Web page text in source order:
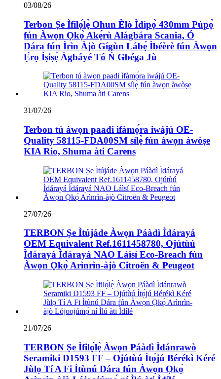
03/08/26
Terbon Ṣe Ìfilọ́lẹ̀ Ohun Èlò Ìdìpọ̀ 430mm Púpọ̀
fún Àwọn Ọkọ̀ Akẹ́rù Alágbára Scania, Ó
Dára fún Ìrìn Àjò Gígùn Lábẹ́ Ìbéèrè fún Àwọn
Ẹ̀rọ Ìṣiṣẹ́ Àgbáyé Tó Ń Gbéga Jù
31/07/26
Terbon tú àwọn paadi ìfàmọ́ra iwájú OE-
Quality 58115-FDA00SM sílẹ̀ fún àwọn àwòṣe
KIA Rio, Shuma àti Carens
27/07/26
TERBON Ṣe Ìtújáde Àwọn Páàdì Ìdárayá
OEM Equivalent Ref.1611458780, Ojútùú
Ìdárayá Ìdárayá NAO Láìsí Eco-Breach fún
Àwọn Ọkọ̀ Arìnrìn-àjò Citroën & Peugeot
21/07/26
TERBON Ṣe Ìfilọ́lẹ̀ Àwọn Páàdì Ìdánrawò
Seramiki D1593 FF – Ojútùú Ìtọ́jú Bérékì Kéré
Jùlọ Tí A Fi Ìtùnú Dára fún Àwọn Ọkọ̀